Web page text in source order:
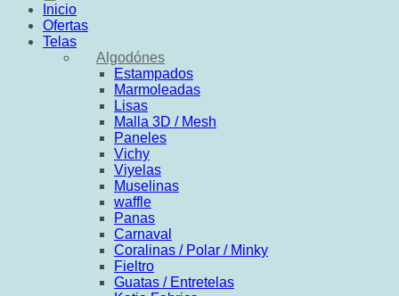
Inicio
Ofertas
Telas
Algodónes
Estampados
Marmoleadas
Lisas
Malla 3D / Mesh
Paneles
Vichy
Viyelas
Muselinas
waffle
Panas
Carnaval
Coralinas / Polar / Minky
Fieltro
Guatas / Entretelas